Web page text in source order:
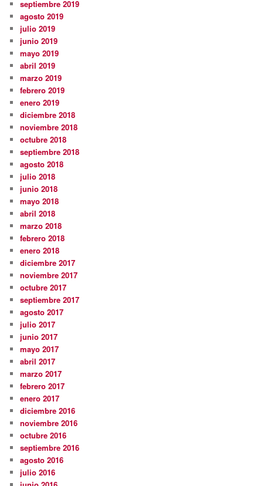
septiembre 2019
agosto 2019
julio 2019
junio 2019
mayo 2019
abril 2019
marzo 2019
febrero 2019
enero 2019
diciembre 2018
noviembre 2018
octubre 2018
septiembre 2018
agosto 2018
julio 2018
junio 2018
mayo 2018
abril 2018
marzo 2018
febrero 2018
enero 2018
diciembre 2017
noviembre 2017
octubre 2017
septiembre 2017
agosto 2017
julio 2017
junio 2017
mayo 2017
abril 2017
marzo 2017
febrero 2017
enero 2017
diciembre 2016
noviembre 2016
octubre 2016
septiembre 2016
agosto 2016
julio 2016